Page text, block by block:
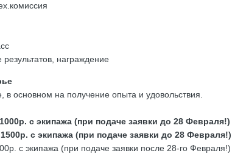
награждение
в основном на получение опыта и удовольствия.
с экипажа (при подаче заявки до 28 Февраля!)
с экипажа (при подаче заявки до 28 Февраля!)
с экипажа (при подаче заявки после 28-го Февраля!)